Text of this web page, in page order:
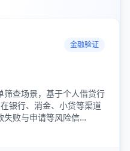
金融验证
筛查场景，基于个人借贷行
银行、消金、小贷等渠道
失败与申请等风险信…